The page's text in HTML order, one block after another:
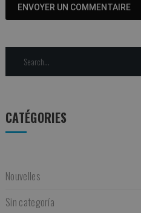
CATÉGORIES
Nouvelles
Sin categoría